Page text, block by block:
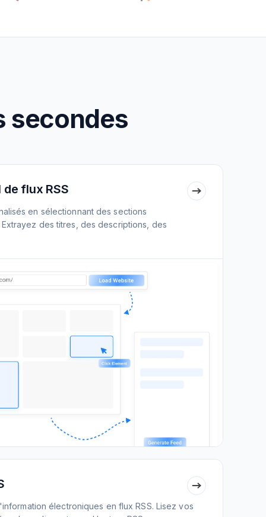
secondes
flux RSS
en sélectionnant des sections
des titres, des descriptions, des
électroniques en flux RSS. Lisez vos